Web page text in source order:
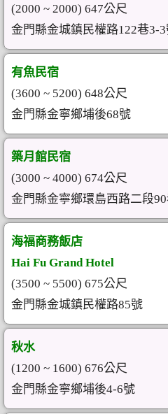
(2000 ~ 2000) 647公尺
金門縣金城鎮民權路122巷3-
有魚民宿
(3600 ~ 5200) 648公尺
金門縣金寧鄉埔後68號
築月館民宿
(3000 ~ 4000) 674公尺
金門縣金寧鄉環島西路二段
海福商務飯店
Hai Fu Grand Hotel
(3500 ~ 5500) 675公尺
金門縣金城鎮民權路85號
秋水
(1200 ~ 1600) 676公尺
金門縣金寧鄉埔後4-6號